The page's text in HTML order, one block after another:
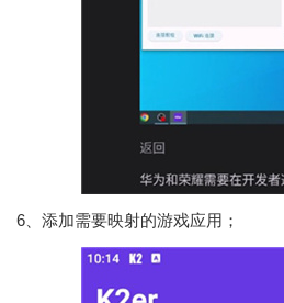
6、添加需要映射的游戏应用；